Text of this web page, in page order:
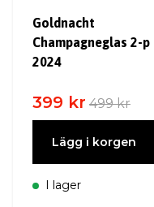
Goldnacht
Champagneglas 2-p
2024
399 kr 499 kr
Lägg i korgen
I lager